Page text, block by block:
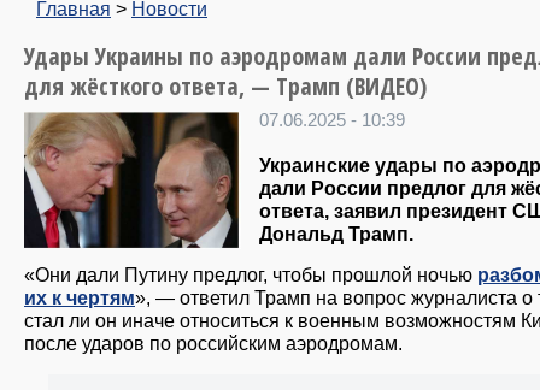
Главная > Новости
Удары Украины по аэродромам дали России
для жёсткого ответа, — Трамп (ВИДЕО)
07.06.2025 - 10:39
Украинские удары по
дали России предлог для
ответа, заявил президент
Дональд Трамп.
«Они дали Путину предлог, чтобы прошлой ночью
их к чертям», — ответил Трамп на вопрос журналиста о
стал ли он иначе относиться к военным возможностям
после ударов по российским аэродромам.